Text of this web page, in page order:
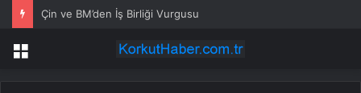
Çin ve BM’den İş Birliği Vurgusu
Menü